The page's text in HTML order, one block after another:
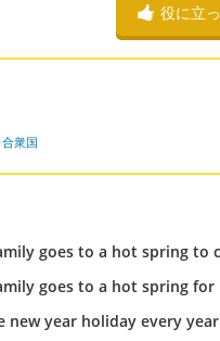
役に立
衆国
goes to a hot spring to
goes to a hot spring for
new year holiday every